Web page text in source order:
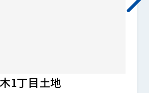
1丁目土地